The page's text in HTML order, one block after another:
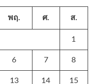
พฤ. ศ. ส.
1
6 7 8
13 14 15